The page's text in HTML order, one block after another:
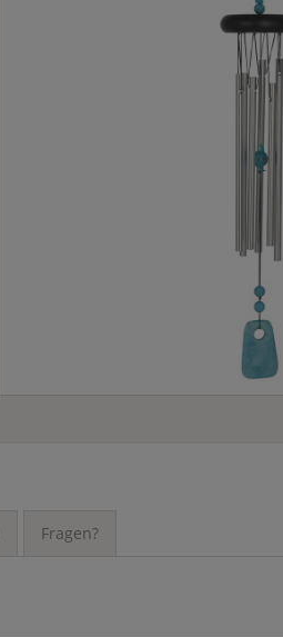
Fragen?